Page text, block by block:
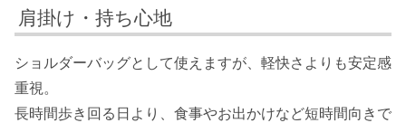
肩掛け・持ち心地
ショルダーバッグとして使えますが、軽快さよりも安定感
重視。
長時間歩き回る日より、食事やお出かけなど短時間向きで